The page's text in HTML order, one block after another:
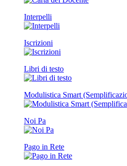
Interpelli
Iscrizioni
Libri di testo
Modulistica Smart
Noi Pa
Pago in Rete